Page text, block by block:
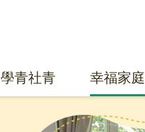
學青社青 幸福家庭